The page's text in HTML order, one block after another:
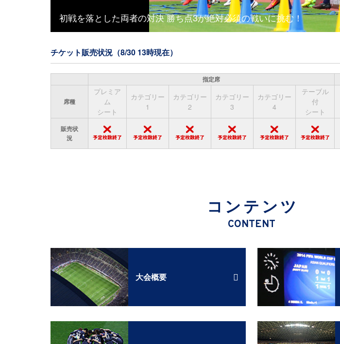
初戦を落とした両者の対決 勝ち点3が絶対必須の戦いに挑む！
チケット販売状況（8/30 13時現在）
指定席
席種
プレミア
ム
シート
カテゴリー
1
カテゴリー
2
カテゴリー
3
カテゴリー
4
テーブル
付
シート
販売状
況
コンテンツ
CONTENT
大会概要